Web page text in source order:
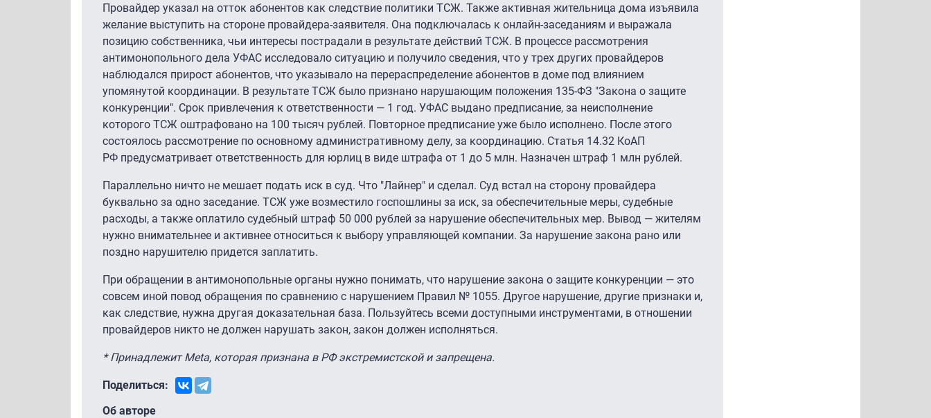
Провайдер указал на отток абонентов как следствие политики ТСЖ. Также активная жительница дома изъявила
желание выступить на стороне провайдера-заявителя. Она подключалась к онлайн-заседаниям и выражала
позицию собственника, чьи интересы пострадали в результате действий ТСЖ. В процессе рассмотрения
антимонопольного дела УФАС исследовало ситуацию и получило сведения, что у трех других провайдеров
наблюдался прирост абонентов, что указывало на перераспределение абонентов в доме под влиянием
упомянутой координации. В результате ТСЖ было признано нарушающим положения 135-ФЗ "Закона о защите
конкуренции". Срок привлечения к ответственности — 1 год. УФАС выдано предписание, за неисполнение
которого ТСЖ оштрафовано на 100 тысяч рублей. Повторное предписание уже было исполнено. После этого
состоялось рассмотрение по основному административному делу, за координацию. Статья 14.32 КоАП
РФ предусматривает ответственность для юрлиц в виде штрафа от 1 до 5 млн. Назначен штраф 1 млн рублей.
Параллельно ничто не мешает подать иск в суд. Что "Лайнер" и сделал. Суд встал на сторону провайдера
буквально за одно заседание. ТСЖ уже возместило госпошлины за иск, за обеспечительные меры, судебные
расходы, а также оплатило судебный штраф 50 000 рублей за нарушение обеспечительных мер. Вывод — жителям
нужно внимательнее и активнее относиться к выбору управляющей компании. За нарушение закона рано или
поздно нарушителю придется заплатить.
При обращении в антимонопольные органы нужно понимать, что нарушение закона о защите конкуренции — это
совсем иной повод обращения по сравнению с нарушением Правил № 1055. Другое нарушение, другие признаки и,
как следствие, нужна другая доказательная база. Пользуйтесь всеми доступными инструментами, в отношении
провайдеров никто не должен нарушать закон, закон должен исполняться.
* Принадлежит Meta, которая признана в РФ экстремистской и запрещена.
Поделиться:
Об авторе